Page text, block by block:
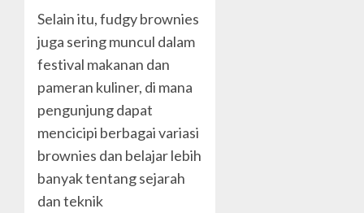
Selain itu, fudgy brownies
juga sering muncul dalam
festival makanan dan
pameran kuliner, di mana
pengunjung dapat
mencicipi berbagai variasi
brownies dan belajar lebih
banyak tentang sejarah
dan teknik